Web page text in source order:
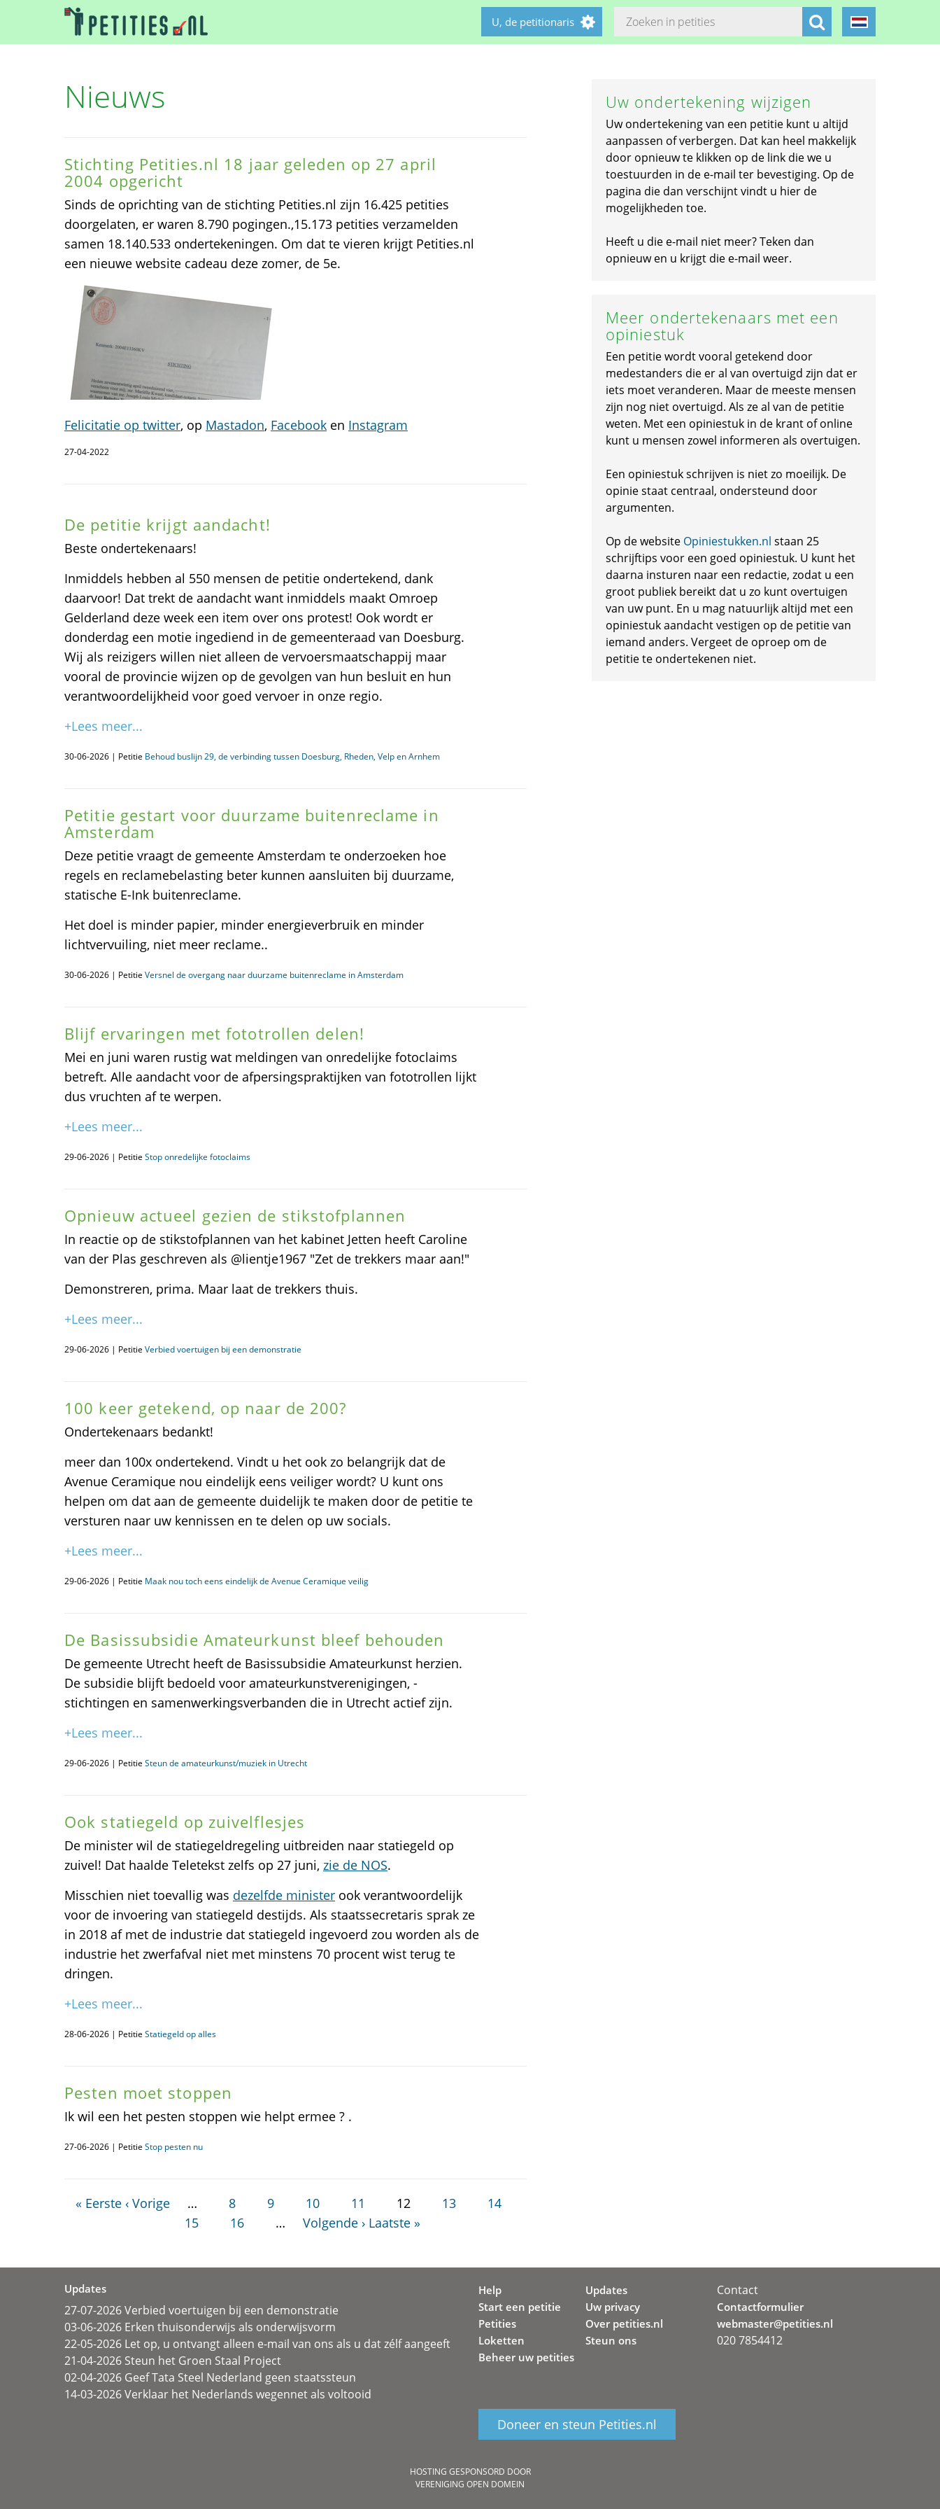
U, de petitionaris
Nieuws
Stichting Petities.nl 18 jaar geleden op 27 april
2004 opgericht
Sinds de oprichting van de stichting Petities.nl zijn 16.425 petities
doorgelaten, er waren 8.790 pogingen.,15.173 petities verzamelden
samen 18.140.533 ondertekeningen. Om dat te vieren krijgt Petities.nl
een nieuwe website cadeau deze zomer, de 5e.
Felicitatie op twitter, op Mastadon, Facebook en Instagram
27-04-2022
De petitie krijgt aandacht!
Beste ondertekenaars!
Inmiddels hebben al 550 mensen de petitie ondertekend, dank
daarvoor! Dat trekt de aandacht want inmiddels maakt Omroep
Gelderland deze week een item over ons protest! Ook wordt er
donderdag een motie ingediend in de gemeenteraad van Doesburg.
Wij als reizigers willen niet alleen de vervoersmaatschappij maar
vooral de provincie wijzen op de gevolgen van hun besluit en hun
verantwoordelijkheid voor goed vervoer in onze regio.
+Lees meer...
30-06-2026 | Petitie Behoud buslijn 29, de verbinding tussen Doesburg, Rheden, Velp en Arnhem
Petitie gestart voor duurzame buitenreclame in
Amsterdam
Deze petitie vraagt de gemeente Amsterdam te onderzoeken hoe
regels en reclamebelasting beter kunnen aansluiten bij duurzame,
statische E-Ink buitenreclame.
Het doel is minder papier, minder energieverbruik en minder
lichtvervuiling, niet meer reclame..
30-06-2026 | Petitie Versnel de overgang naar duurzame buitenreclame in Amsterdam
Blijf ervaringen met fototrollen delen!
Mei en juni waren rustig wat meldingen van onredelijke fotoclaims
betreft. Alle aandacht voor de afpersingspraktijken van fototrollen lijkt
dus vruchten af te werpen.
+Lees meer...
29-06-2026 | Petitie Stop onredelijke fotoclaims
Opnieuw actueel gezien de stikstofplannen
In reactie op de stikstofplannen van het kabinet Jetten heeft Caroline
van der Plas geschreven als @lientje1967 "Zet de trekkers maar aan!"
Demonstreren, prima. Maar laat de trekkers thuis.
+Lees meer...
29-06-2026 | Petitie Verbied voertuigen bij een demonstratie
100 keer getekend, op naar de 200?
Ondertekenaars bedankt!
meer dan 100x ondertekend. Vindt u het ook zo belangrijk dat de
Avenue Ceramique nou eindelijk eens veiliger wordt? U kunt ons
helpen om dat aan de gemeente duidelijk te maken door de petitie te
versturen naar uw kennissen en te delen op uw socials.
+Lees meer...
29-06-2026 | Petitie Maak nou toch eens eindelijk de Avenue Ceramique veilig
De Basissubsidie Amateurkunst bleef behouden
De gemeente Utrecht heeft de Basissubsidie Amateurkunst herzien.
De subsidie blijft bedoeld voor amateurkunstverenigingen, -
stichtingen en samenwerkingsverbanden die in Utrecht actief zijn.
+Lees meer...
29-06-2026 | Petitie Steun de amateurkunst/muziek in Utrecht
Ook statiegeld op zuivelflesjes
De minister wil de statiegeldregeling uitbreiden naar statiegeld op
zuivel! Dat haalde Teletekst zelfs op 27 juni, zie de NOS.
Misschien niet toevallig was dezelfde minister ook verantwoordelijk
voor de invoering van statiegeld destijds. Als staatssecretaris sprak ze
in 2018 af met de industrie dat statiegeld ingevoerd zou worden als de
industrie het zwerfafval niet met minstens 70 procent wist terug te
dringen.
+Lees meer...
28-06-2026 | Petitie Statiegeld op alles
Pesten moet stoppen
Ik wil een het pesten stoppen wie helpt ermee ? .
27-06-2026 | Petitie Stop pesten nu
« Eerste ‹ Vorige … 8 9 10 11 12 13
14
15
16 … Volgende › Laatste »
Uw ondertekening wijzigen
Uw ondertekening van een petitie kunt u altijd
aanpassen of verbergen. Dat kan heel makkelijk
door opnieuw te klikken op de link die we u
toestuurden in de e-mail ter bevestiging. Op de
pagina die dan verschijnt vindt u hier de
mogelijkheden toe.
Heeft u die e-mail niet meer? Teken dan
opnieuw en u krijgt die e-mail weer.
Meer ondertekenaars met een
opiniestuk
Een petitie wordt vooral getekend door
medestanders die er al van overtuigd zijn dat er
iets moet veranderen. Maar de meeste mensen
zijn nog niet overtuigd. Als ze al van de petitie
weten. Met een opiniestuk in de krant of online
kunt u mensen zowel informeren als overtuigen.
Een opiniestuk schrijven is niet zo moeilijk. De
opinie staat centraal, ondersteund door
argumenten.
Op de website Opiniestukken.nl staan 25
schrijftips voor een goed opiniestuk. U kunt het
daarna insturen naar een redactie, zodat u een
groot publiek bereikt dat u zo kunt overtuigen
van uw punt. En u mag natuurlijk altijd met een
opiniestuk aandacht vestigen op de petitie van
iemand anders. Vergeet de oproep om de
petitie te ondertekenen niet.
Updates
27-07-2026 Verbied voertuigen bij een demonstratie
03-06-2026 Erken thuisonderwijs als onderwijsvorm
22-05-2026 Let op, u ontvangt alleen e-mail van ons als u dat zélf aangeeft
21-04-2026 Steun het Groen Staal Project
02-04-2026 Geef Tata Steel Nederland geen staatssteun
14-03-2026 Verklaar het Nederlands wegennet als voltooid
Help
Start een petitie
Petities
Loketten
Beheer uw petities
Updates
Uw privacy
Over petities.nl
Steun ons
Doneer en steun Petities.nl
Contact
Contactformulier
webmaster@petities.nl
020 7854412
HOSTING GESPONSORD DOOR
VERENIGING OPEN DOMEIN